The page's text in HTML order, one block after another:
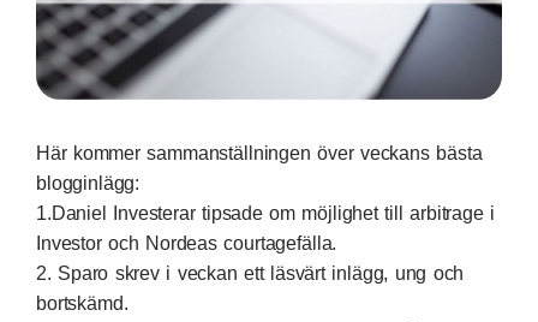
Här kommer sammanställningen över veckans bästa
blogginlägg:
1.Daniel Investerartipsade om möjlighet till arbitrage i
Investor och Nordeas courtagefälla.
2. Sparo skrev i veckan ett läsvärt inlägg, ung och
bortskämd.